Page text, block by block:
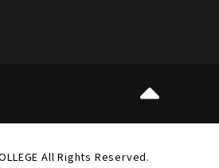
All Rights Reserved.